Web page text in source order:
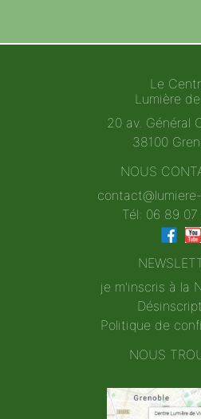
Le
Lumière
20 av. Général
38100
NOUS
Tél: 06 89
je m'inscris à la
Politique de
NOUS